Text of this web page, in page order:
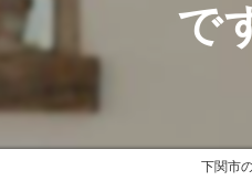
で
下関市